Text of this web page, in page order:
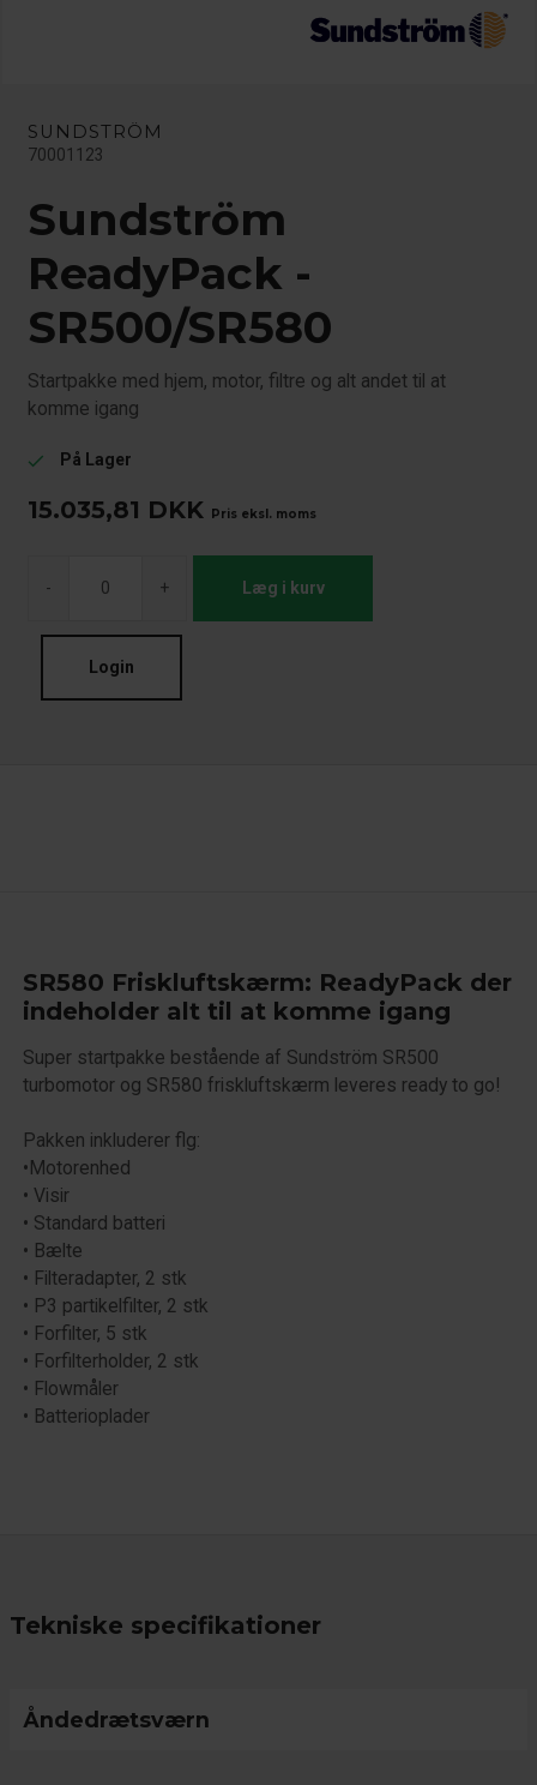
SUNDSTRÖM
70001123
Sundström
ReadyPack -
SR500/SR580
Startpakke med hjem, motor, filtre og alt andet til at
komme igang
check På Lager
15.035,81 DKK Pris eksl. moms
- + Læg i kurv
Login
SR580 Friskluftskærm: ReadyPack der
indeholder alt til at komme igang
Super startpakke bestående af Sundström SR500
turbomotor og SR580 friskluftskærm leveres ready to go!
Pakken inkluderer flg:
•Motorenhed
• Visir
• Standard batteri
• Bælte
• Filteradapter, 2 stk
• P3 partikelfilter, 2 stk
• Forfilter, 5 stk
• Forfilterholder, 2 stk
• Flowmåler
• Batterioplader
Tekniske specifikationer
Åndedrætsværn